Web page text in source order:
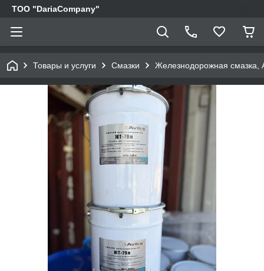
TOO "DariaCompany"
Товары и услуги Смазки Железнодорожная смазка,